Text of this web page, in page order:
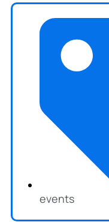
events